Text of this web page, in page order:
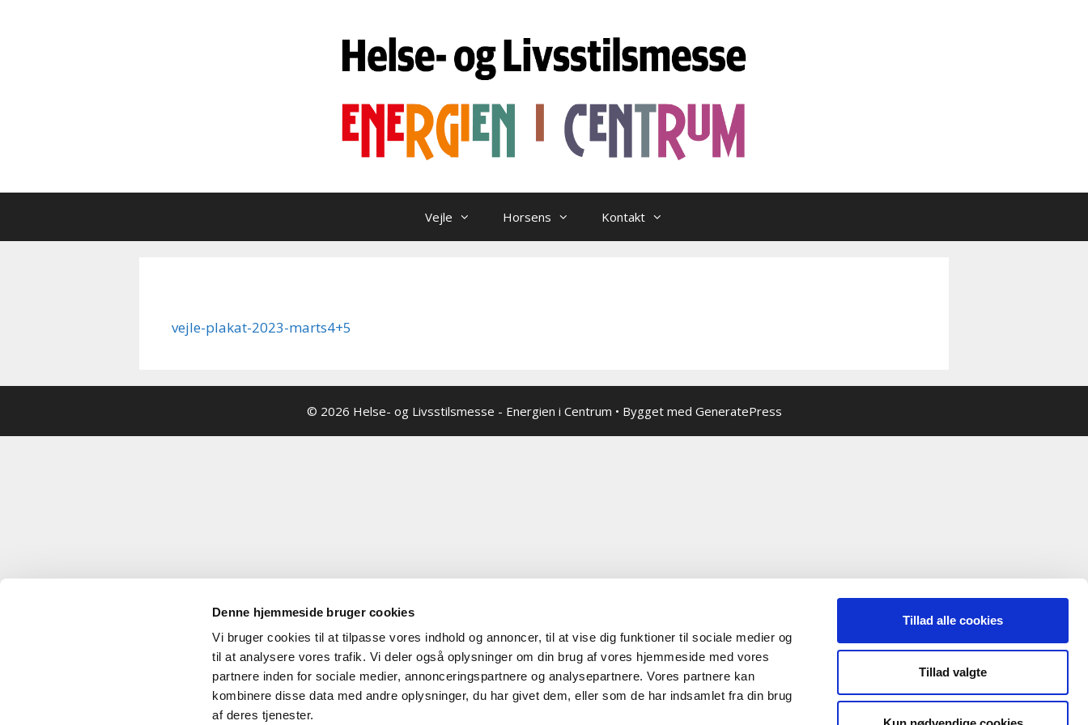
Denne hjemmeside bruger cookies
Vi bruger cookies til at tilpasse vores indhold og annoncer, til at vise dig funktioner til sociale medier og
til at analysere vores trafik. Vi deler også oplysninger om din brug af vores hjemmeside med vores
partnere inden for sociale medier, annonceringspartnere og analysepartnere. Vores partnere kan
kombinere disse data med andre oplysninger, du har givet dem, eller som de har indsamlet fra din brug
af deres tjenester.
Tillad alle cookies
Tillad valgte
Vejle Horsens Kontakt
vejle-plakat-2023-marts4+5
© 2026 Helse- og Livsstilsmesse - Energien i Centrum • Bygget med GeneratePress